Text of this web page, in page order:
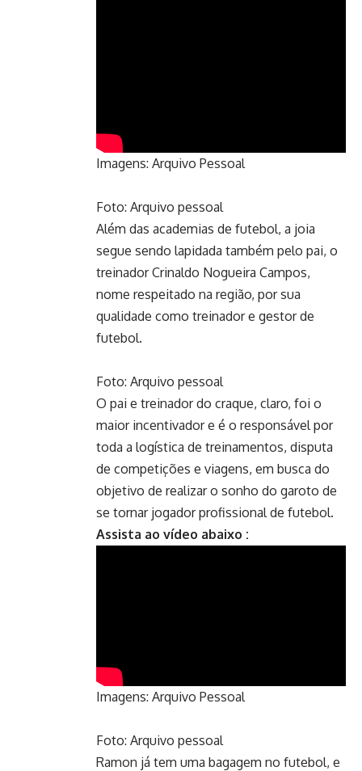
Imagens: Arquivo Pessoal
Foto: Arquivo pessoal
Além das academias de futebol, a joia
segue sendo lapidada também pelo pai, o
treinador Crinaldo Nogueira Campos,
nome respeitado na região, por sua
qualidade como treinador e gestor de
futebol.
Foto: Arquivo pessoal
O pai e treinador do craque, claro, foi o
maior incentivador e é o responsável por
toda a logística de treinamentos, disputa
de competições e viagens, em busca do
objetivo de realizar o sonho do garoto de
se tornar jogador profissional de futebol.
Assista ao vídeo abaixo :
Imagens: Arquivo Pessoal
Foto: Arquivo pessoal
Ramon já tem uma bagagem no futebol, e